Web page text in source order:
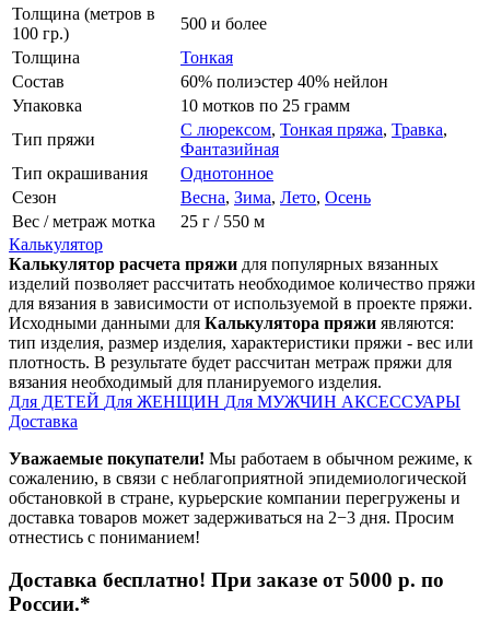
Толщина (метров в
100 гр.)
500 и более
Толщина
Тонкая
Состав
60% полиэстер 40% нейлон
Упаковка
10 мотков по 25 грамм
Тип пряжи
С люрексом, Тонкая пряжа, Травка,
Фантазийная
Тип окрашивания
Однотонное
Сезон
Весна, Зима, Лето, Осень
Вес / метраж мотка
25 г / 550 м
Калькулятор
Калькулятор расчета пряжи для популярных вязанных
изделий позволяет рассчитать необходимое количество пряжи
для вязания в зависимости от используемой в проекте пряжи.
Исходными данными для Калькулятора пряжи являются:
тип изделия, размер изделия, характеристики пряжи - вес или
плотность. В результате будет рассчитан метраж пряжи для
вязания необходимый для планируемого изделия.
Для ДЕТЕЙ Для ЖЕНЩИН Для МУЖЧИН АКСЕССУАРЫ
Доставка
Уважаемые покупатели! Мы работаем в обычном режиме, к
сожалению, в связи с неблагоприятной эпидемиологической
обстановкой в стране, курьерские компании перегружены и
доставка товаров может задерживаться на 2−3 дня. Просим
отнестись с пониманием!
Доставка бесплатно! При заказе от 5000 р. по
России.*